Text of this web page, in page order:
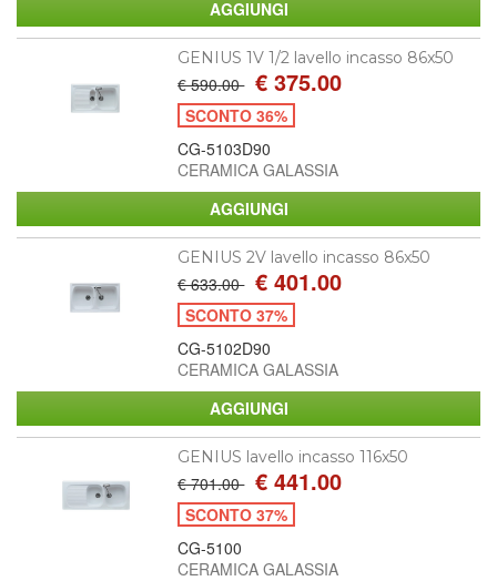
GENIUS 1V 1/2 lavello incasso 86x50
€ 590.00 € 375.00
SCONTO 36%
CG-5103D90
CERAMICA GALASSIA
GENIUS 2V lavello incasso 86x50
€ 633.00 € 401.00
SCONTO 37%
CG-5102D90
CERAMICA GALASSIA
GENIUS lavello incasso 116x50
€ 701.00 € 441.00
SCONTO 37%
CG-5100
CERAMICA GALASSIA